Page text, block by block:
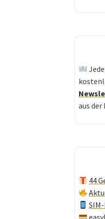
aus der
44